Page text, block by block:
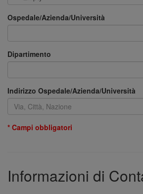
Ospedale/Azienda/Università
Dipartimento
Indirizzo Ospedale/Azienda/Università
* Campi obbligatori
Informazioni di